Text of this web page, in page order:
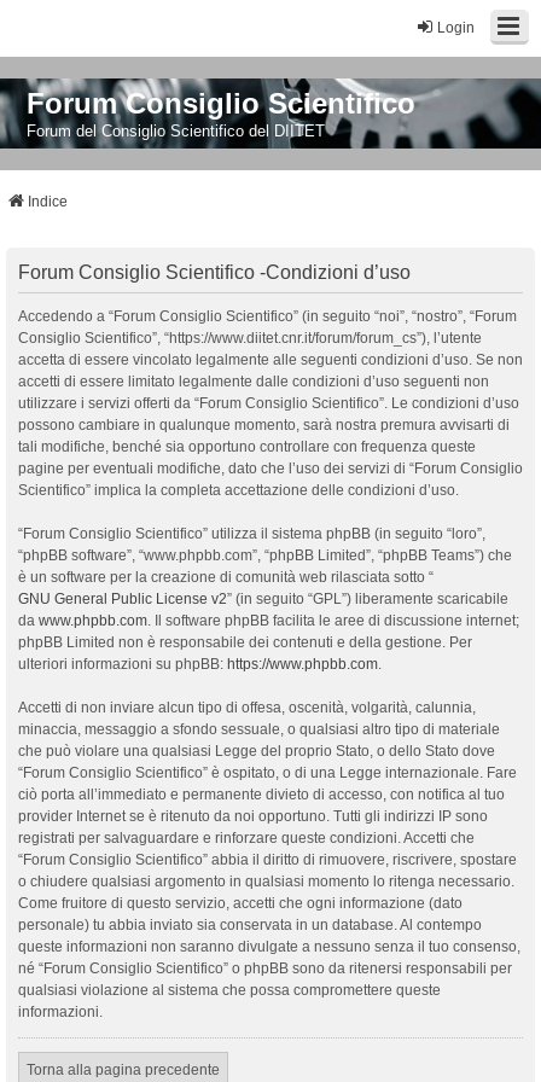
Login
Forum Consiglio Scientifico
Forum del Consiglio Scientifico del DIITET
Indice
Forum Consiglio Scientifico -Condizioni d’uso
Accedendo a “Forum Consiglio Scientifico” (in seguito “noi”, “nostro”, “Forum
Consiglio Scientifico”, “https://www.diitet.cnr.it/forum/forum_cs”), l’utente
accetta di essere vincolato legalmente alle seguenti condizioni d’uso. Se non
accetti di essere limitato legalmente dalle condizioni d’uso seguenti non
utilizzare i servizi offerti da “Forum Consiglio Scientifico”. Le condizioni d’uso
possono cambiare in qualunque momento, sarà nostra premura avvisarti di
tali modifiche, benché sia opportuno controllare con frequenza queste
pagine per eventuali modifiche, dato che l’uso dei servizi di “Forum Consiglio
Scientifico” implica la completa accettazione delle condizioni d’uso.
“Forum Consiglio Scientifico” utilizza il sistema phpBB (in seguito “loro”,
“phpBB software”, “www.phpbb.com”, “phpBB Limited”, “phpBB Teams”) che
è un software per la creazione di comunità web rilasciata sotto “
GNU General Public License v2” (in seguito “GPL”) liberamente scaricabile
da www.phpbb.com. Il software phpBB facilita le aree di discussione internet;
phpBB Limited non è responsabile dei contenuti e della gestione. Per
ulteriori informazioni su phpBB: https://www.phpbb.com.
Accetti di non inviare alcun tipo di offesa, oscenità, volgarità, calunnia,
minaccia, messaggio a sfondo sessuale, o qualsiasi altro tipo di materiale
che può violare una qualsiasi Legge del proprio Stato, o dello Stato dove
“Forum Consiglio Scientifico” è ospitato, o di una Legge internazionale. Fare
ciò porta all’immediato e permanente divieto di accesso, con notifica al tuo
provider Internet se è ritenuto da noi opportuno. Tutti gli indirizzi IP sono
registrati per salvaguardare e rinforzare queste condizioni. Accetti che
“Forum Consiglio Scientifico” abbia il diritto di rimuovere, riscrivere, spostare
o chiudere qualsiasi argomento in qualsiasi momento lo ritenga necessario.
Come fruitore di questo servizio, accetti che ogni informazione (dato
personale) tu abbia inviato sia conservata in un database. Al contempo
queste informazioni non saranno divulgate a nessuno senza il tuo consenso,
né “Forum Consiglio Scientifico” o phpBB sono da ritenersi responsabili per
qualsiasi violazione al sistema che possa compromettere queste
informazioni.
Torna alla pagina precedente